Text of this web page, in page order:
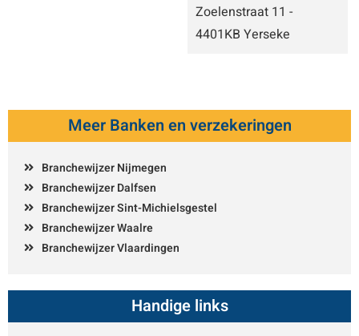
Zoelenstraat 11 -
4401KB Yerseke
Meer Banken en verzekeringen
Branchewijzer Nijmegen
Branchewijzer Dalfsen
Branchewijzer Sint-Michielsgestel
Branchewijzer Waalre
Branchewijzer Vlaardingen
Handige links